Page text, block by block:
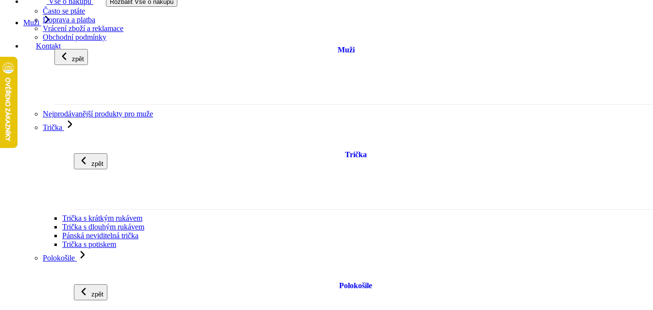
Rozbalit Vše o nákupu
Často se ptáte
Doprava a platba
Vrácení zboží a reklamace
Obchodní podmínky
Kontakt
Muži
zpět
Muži
Nejprodávanější produkty pro muže
Trička
zpět
Trička
Trička s krátkým rukávem
Trička s dlouhým rukávem
Pánská neviditelná trička
Trička s potiskem
Polokošile
zpět
Polokošile